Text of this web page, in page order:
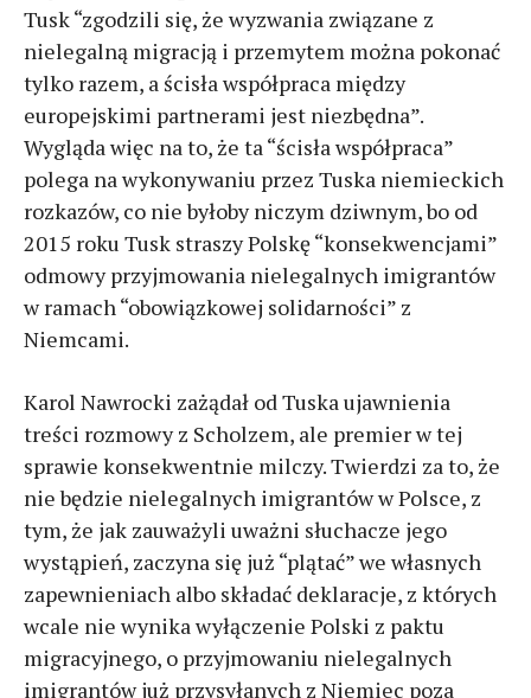
Tusk “zgodzili się, że wyzwania związane z
nielegalną migracją i przemytem można pokonać
tylko razem, a ścisła współpraca między
europejskimi partnerami jest niezbędna”.
Wygląda więc na to, że ta “ścisła współpraca”
polega na wykonywaniu przez Tuska niemieckich
rozkazów, co nie byłoby niczym dziwnym, bo od
2015 roku Tusk straszy Polskę “konsekwencjami”
odmowy przyjmowania nielegalnych imigrantów
w ramach “obowiązkowej solidarności” z
Niemcami.
Karol Nawrocki zażądał od Tuska ujawnienia
treści rozmowy z Scholzem, ale premier w tej
sprawie konsekwentnie milczy. Twierdzi za to, że
nie będzie nielegalnych imigrantów w Polsce, z
tym, że jak zauważyli uważni słuchacze jego
wystąpień, zaczyna się już “plątać” we własnych
zapewnieniach albo składać deklaracje, z których
wcale nie wynika wyłączenie Polski z paktu
migracyjnego, o przyjmowaniu nielegalnych
imigrantów już przysyłanych z Niemiec poza